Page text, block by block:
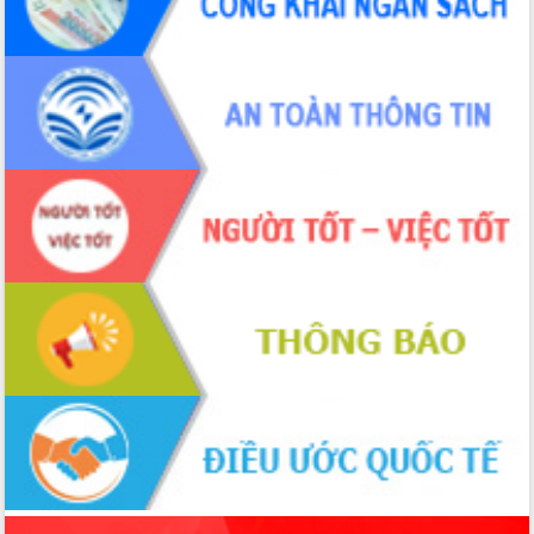
món ăn từ sầu riêng
Đắk Lắk công bố Quy hoạch và xúc
tiến đầu tư tỉnh
Ngành cá ngừ Đắk Lắk chủ động thích
ứng để giữ vững thị trường xuất khẩu
Diễn đàn Kinh tế tư nhân Việt Nam đột
phá cơ chế - Hợp tác công tư
Đề án 06 tạo bước ngoặt đột phá trong
cải cách hành chính tỉnh Đắk Lắk
Kết nối tour, đẩy mạnh chuyển đổi số
để phát triển du lịch Đắk Lắk
Khởi động Dự án Đầu tư xây dựng hạ
tầng kỹ thuật Cụm công nghiệp Tân
Tiến
Gặp mặt các cơ quan báo chí nhân Kỷ
niệm 101 năm Ngày Báo chí Cách
mạng Việt Nam
Đắk Lắk sơ kết 4 năm triển khai thực
hiện Đề án 06 của Chính phủ
Họp báo thông tin về Hội nghị Công bố